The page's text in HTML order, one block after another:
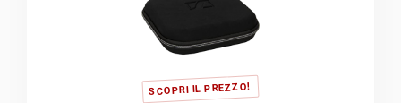
SCOPRI IL PREZZO!